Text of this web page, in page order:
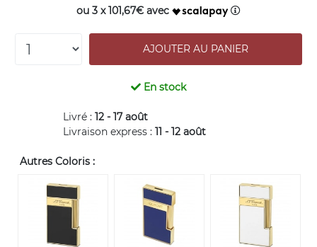
ou 3 x 101,67€ avec
En stock
Livré : 12 - 17 août
Livraison express : 11 - 12 août
Autres Coloris :